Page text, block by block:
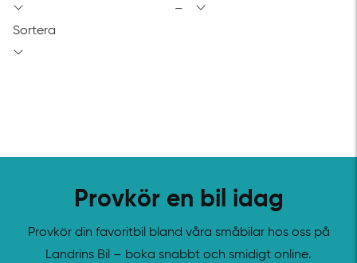
–
Pris till
Sortera
Provkör en bil idag
Provkör din favoritbil bland våra småbilar hos oss på
Landrins Bil – boka snabbt och smidigt online.